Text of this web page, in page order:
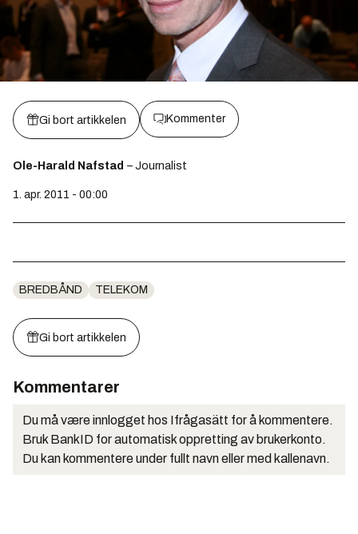
Gi bort artikkelen Kommenter
Ole-Harald Nafstad – Journalist
1. apr. 2011 - 00:00
BREDBÅND TELEKOM
Gi bort artikkelen
Kommentarer
Du må være innlogget hos Ifrågasätt for å kommentere.
Bruk BankID for automatisk oppretting av brukerkonto.
Du kan kommentere under fullt navn eller med kallenavn.